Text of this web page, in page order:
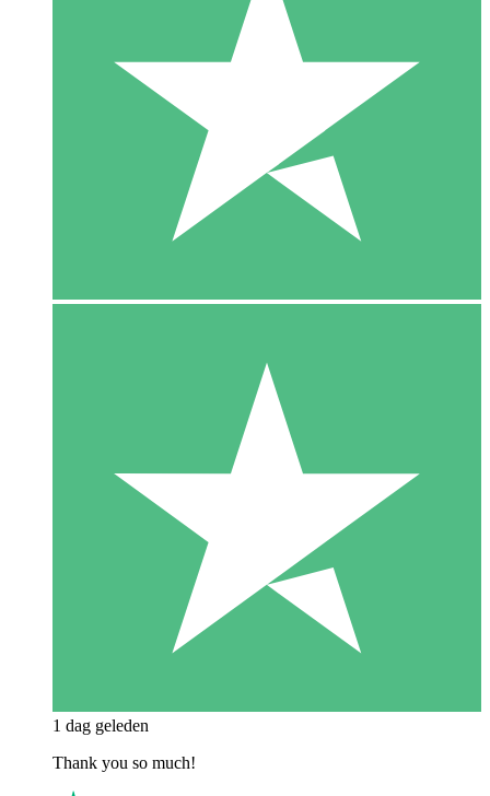
1 dag geleden
Thank you so much!